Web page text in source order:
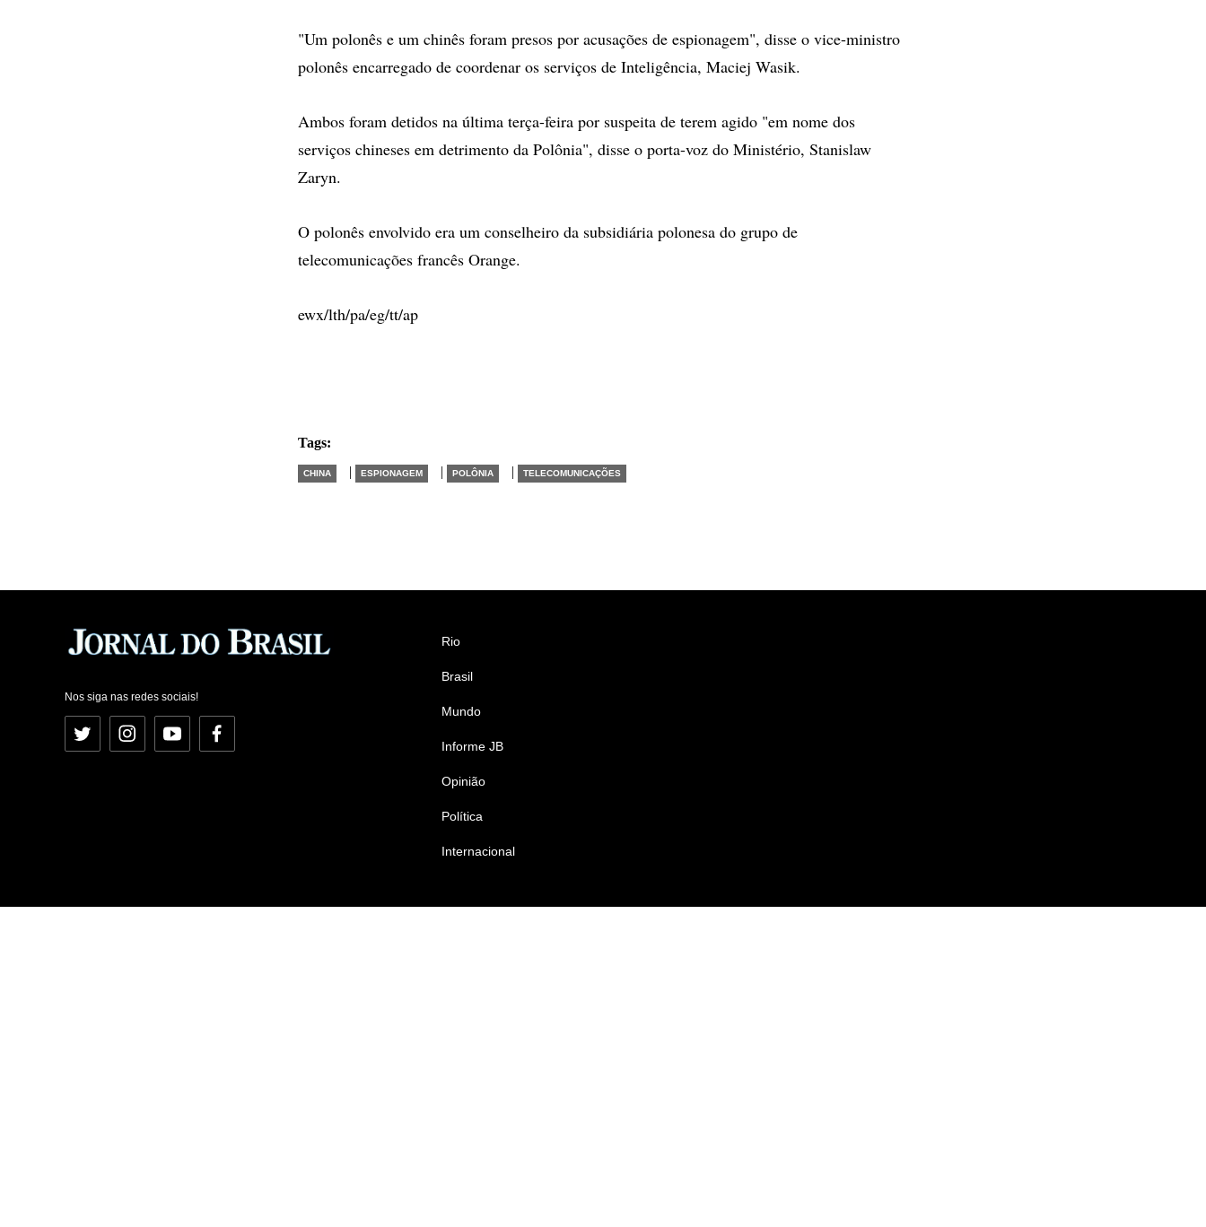
"Um polonês e um chinês foram presos por acusações de espionagem", disse o vice-ministro
polonês encarregado de coordenar os serviços de Inteligência, Maciej Wasik.
Ambos foram detidos na última terça-feira por suspeita de terem agido "em nome dos
serviços chineses em detrimento da Polônia", disse o porta-voz do Ministério, Stanislaw
Zaryn.
O polonês envolvido era um conselheiro da subsidiária polonesa do grupo de
telecomunicações francês Orange.
ewx/lth/pa/eg/tt/ap
Tags:
CHINA | ESPIONAGEM | POLÔNIA | TELECOMUNICAÇÕES
Nos siga nas redes sociais!
Twitter InstagramYouTubeFacebook
Rio
Brasil
Mundo
Informe JB
Opinião
Política
Internacional